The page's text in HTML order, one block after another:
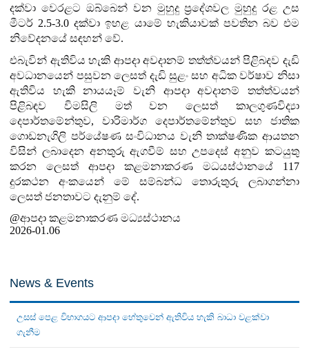
දක්වා වෙරළට ඔබ්බෙන් වන මුහුදු ප්‍රදේශවල මුහුදු රළ උස
මීටර් 2.5-3.0 දක්වා ඉහළ යාමේ හැකියාවක් පවතින බව එම
නිවේදනයේ සඳහන් වේ.
එබැවින් ඇතිවිය හැකි ආපදා අවදානම් තත්ත්වයන් පිළිබදව දැඩි
අවධානයෙන් පසුවන ලෙසත් දැඩි සුළං සහ අධික වර්ෂාව නිසා
ඇතිවිය හැකි නායයෑම් වැනි ආපදා අවදානම් තත්ත්වයන්
පිළිබඳව විමසිලි මත් වන ලෙසත් කාලගුණවිද්‍යා
දෙපාර්තමේන්තුව, වාරිමාර්ග දෙපාර්තමේන්තුව සහ ජාතික
ගොඩනැගිලි පර්යේෂණ සංවිධානය වැනි තාක්ෂණික ආයතන
විසින් ලබාදෙන අනතුරු ඇගවීම් සහ උපදෙස් අනුව කටයුතු
කරන ලෙසත් ආපදා කළමනාකරණ මධයස්ථානයේ 117
දුරකථන අංකයෙන් මේ සම්බන්ධ තොරුතුරු ලබාගන්නා
ලෙසත් ජනතාවට දැනුම් දේ.
@ආපදා කළමනාකරණ මධ්‍යස්ථානය
2026-01.06
News & Events
උසස් පෙළ විභාගයට ආපදා හේතුවෙන් ඇතිවිය හැකි බාධා වළක්වා
ගැනීම